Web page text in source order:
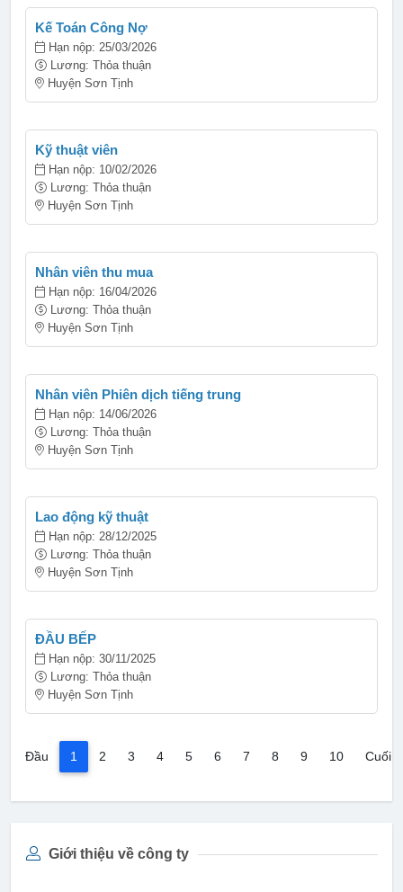
Kế Toán Công Nợ
Hạn nộp: 25/03/2026
Lương: Thỏa thuận
Huyện Sơn Tịnh
Kỹ thuật viên
Hạn nộp: 10/02/2026
Lương: Thỏa thuận
Huyện Sơn Tịnh
Nhân viên thu mua
Hạn nộp: 16/04/2026
Lương: Thỏa thuận
Huyện Sơn Tịnh
Nhân viên Phiên dịch tiếng trung
Hạn nộp: 14/06/2026
Lương: Thỏa thuận
Huyện Sơn Tịnh
Lao động kỹ thuật
Hạn nộp: 28/12/2025
Lương: Thỏa thuận
Huyện Sơn Tịnh
ĐẦU BẾP
Hạn nộp: 30/11/2025
Lương: Thỏa thuận
Huyện Sơn Tịnh
Đầu 1 (current)
2 3 4 5 6 7 8 9 10 Cuối
Giới thiệu về công ty